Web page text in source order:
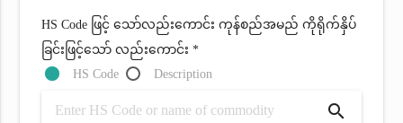
HS Code ဖြင့် သော်လည်းကောင်း ကုန်စည်အမည် ကိုရိုက်နှိပ်
ခြင်းဖြင့်သော် လည်းကောင်း *
HS Code
Description
search